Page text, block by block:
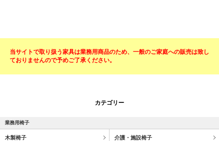
当サイトで取り扱う家具は業務用商品のため、一般のご家庭への販売は致し
ておりませんので予めご了承ください。
カテゴリー
業務用椅子
木製椅子 介護・施設椅子